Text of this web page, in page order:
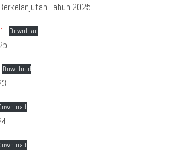
Tahun 2025
Download
Download